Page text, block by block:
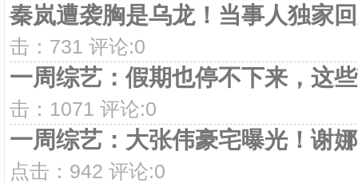
秦岚遭袭胸是乌龙！当事人独家
击：731 评论:0
一周综艺：假期也停不下来，这
击：1071 评论:0
一周综艺：大张伟豪宅曝光！谢
点击：942 评论:0